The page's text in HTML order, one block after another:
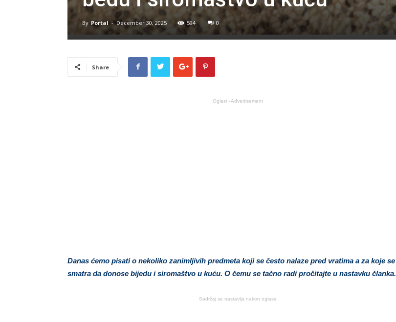
By Portal - December 30, 2025 594 0
Share
Oglasi - Advertisement
Danas ćemo pisati o nekoliko zanimljivih predmeta koji se često nalaze pred vratima a za koje se
smatra da donose bijedu i siromaštvo u kuću. O čemu se tačno radi pročitajte u nastavku članka.
Sadržaj se nastavlja nakon oglasa